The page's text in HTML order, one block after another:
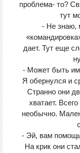
проблема- то?
тут
- Не знаю,
дает. Тут еще
- Может быть
Я обернулся и
Странно они
хватает.
необычно.
- Эй, вам
На крик они